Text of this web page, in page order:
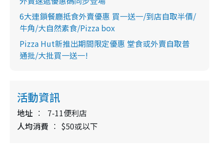
6大連鎖餐廳抵食外賣優惠 買一送一/到店自取半價/
牛角/大自然素食/Pizza box
Pizza Hut新推出期間限定優惠 堂食或外賣自取普
通批/大批買一送一!
活動資訊
地址
7-11便利店
人均消費
$50或以下